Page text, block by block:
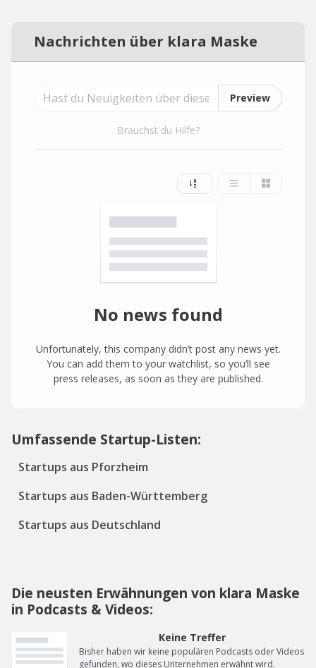
Nachrichten über klara Maske
Preview
Brauchst du Hilfe?
No news found
Unfortunately, this company didn’t post any news yet.
You can add them to your watchlist, so you’ll see
press releases, as soon as they are published.
Umfassende Startup-Listen:
Startups aus Pforzheim
Startups aus Baden-Württemberg
Startups aus Deutschland
Die neusten Erwähnungen von klara Maske
in Podcasts & Videos:
Keine Treffer
Bisher haben wir keine populären Podcasts oder Videos
gefunden, wo dieses Unternehmen erwähnt wird.